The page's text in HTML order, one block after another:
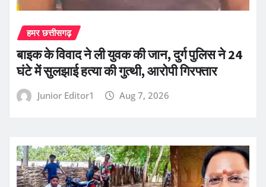
हमर छत्तीसगढ़
बाइक के विवाद ने ली युवक की जान, दुर्ग पुलिस ने 24
घंटे में सुलझाई हत्या की गुत्थी, आरोपी गिरफ्तार
Junior Editor1 Aug 7, 2026